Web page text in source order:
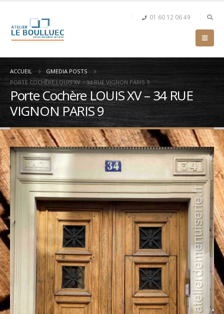
01 60 12 06 49
ACCUEIL
GMEDIA POSTS
PORTE COCHÈRE LOUIS XV – 34 RUE VIGNON PARIS 9
Porte Cochère LOUIS XV – 34 RUE
VIGNON PARIS 9